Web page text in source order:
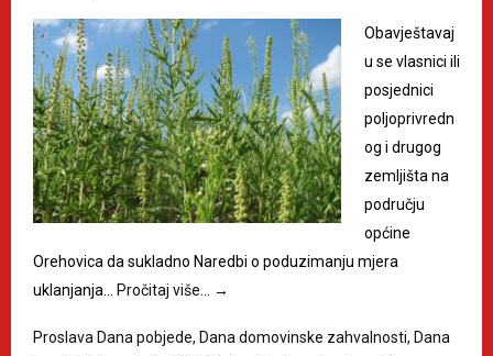
Obavještavaj
u se vlasnici ili
posjednici
poljoprivredn
og i drugog
zemljišta na
području
općine
Orehovica da sukladno Naredbi o poduzimanju mjera
uklanjanja…
Pročitaj više… →
Proslava Dana pobjede, Dana domovinske zahvalnosti, Dana